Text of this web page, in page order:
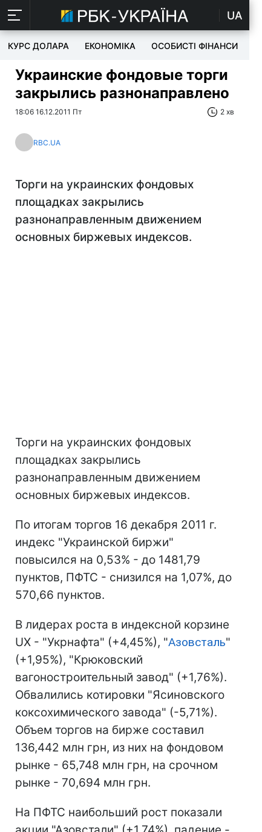
UA
КУРС ДОЛАРА ЕКОНОМІКА ОСОБИСТІ ФІНАНСИ
Украинские фондовые торги
закрылись разнонаправлено
18:06 16.12.2011 Пт 2 хв
RBC.UA
Торги на украинских фондовых
площадках закрылись
разнонаправленным движением
основных биржевых индексов.
Торги на украинских фондовых
площадках закрылись
разнонаправленным движением
основных биржевых индексов.
По итогам торгов 16 декабря 2011 г.
индекс "Украинской биржи"
повысился на 0,53% - до 1481,79
пунктов, ПФТС - снизился на 1,07%, до
570,66 пунктов.
В лидерах роста в индексной корзине
UX - "Укрнафта" (+4,45%), "Азовсталь"
(+1,95%), "Крюковский
вагоностроительный завод" (+1,76%).
Обвалились котировки "Ясиновского
коксохимического завода" (-5,71%).
Объем торгов на бирже составил
136,442 млн грн, из них на фондовом
рынке - 65,748 млн грн, на срочном
рынке - 70,694 млн грн.
На ПФТС наибольший рост показали